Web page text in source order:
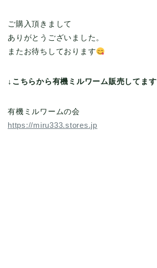
ご購入頂きまして
ありがとうございました。
またお待ちしております
↓こちらから有機ミルワーム販売してます
有機ミルワームの会
https://miru333.stores.jp